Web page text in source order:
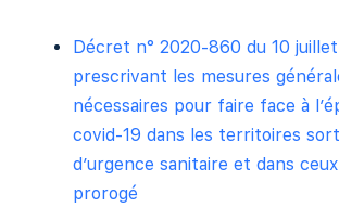
Décret n° 2020-860 du 10
prescrivant les mesures
nécessaires pour faire face à
covid-19 dans les territoires
d’urgence sanitaire et dans
prorogé